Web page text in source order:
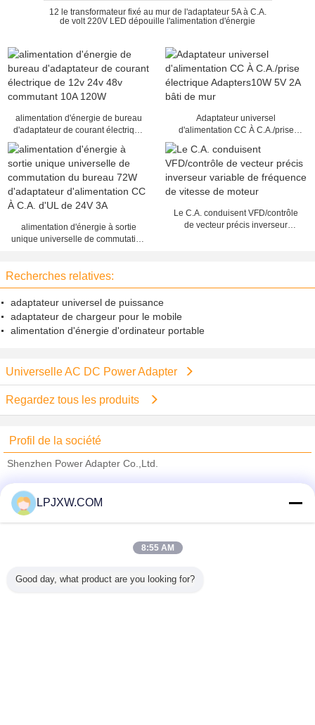
12 le transformateur fixé au mur de l'adaptateur 5A à C.A.
de volt 220V LED dépouille l'alimentation d'énergie
alimentation d'énergie de bureau
d'adaptateur de courant électrique
120W
Adaptateur universel
d'alimentation CC À C.A./prise
électrique Adapters10W 5V 2A bâti
de mur
alimentation d'énergie à sortie
unique universelle de commutation
24V 3A
Le C.A. conduisent VFD/contrôle
de vecteur précis inverseur
Recherches relatives:
adaptateur universel de puissance
adaptateur de chargeur pour le mobile
alimentation d'énergie d'ordinateur portable
Universelle AC DC Power Adapter
Regardez tous les produits
Profil de la société
Shenzhen Power Adapter Co.,Ltd.
Trust Seal
Verified Suplier
Tous les produits
LPJXW.COM
8:55 AM
Good day, what product are you looking for?